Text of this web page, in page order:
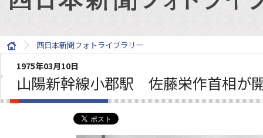
西日本新聞フォトライブラリー
1975年03月10日
山陽新幹線小郡駅 佐藤栄作首相が